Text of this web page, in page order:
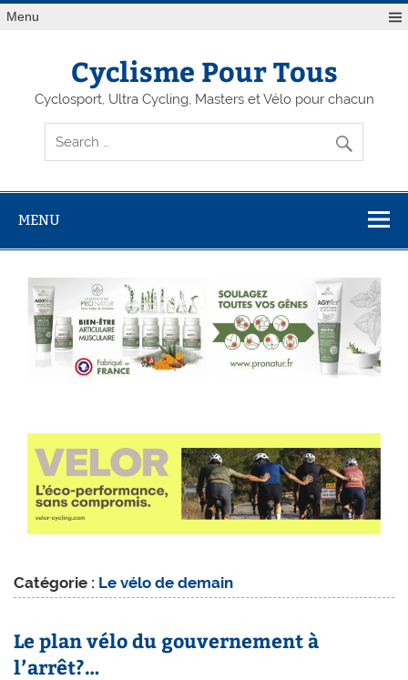
Menu
Cyclisme Pour Tous
Cyclosport, Ultra Cycling, Masters et Vélo pour chacun
MENU
Catégorie : Le vélo de demain
Le plan vélo du gouvernement à
l’arrêt?…